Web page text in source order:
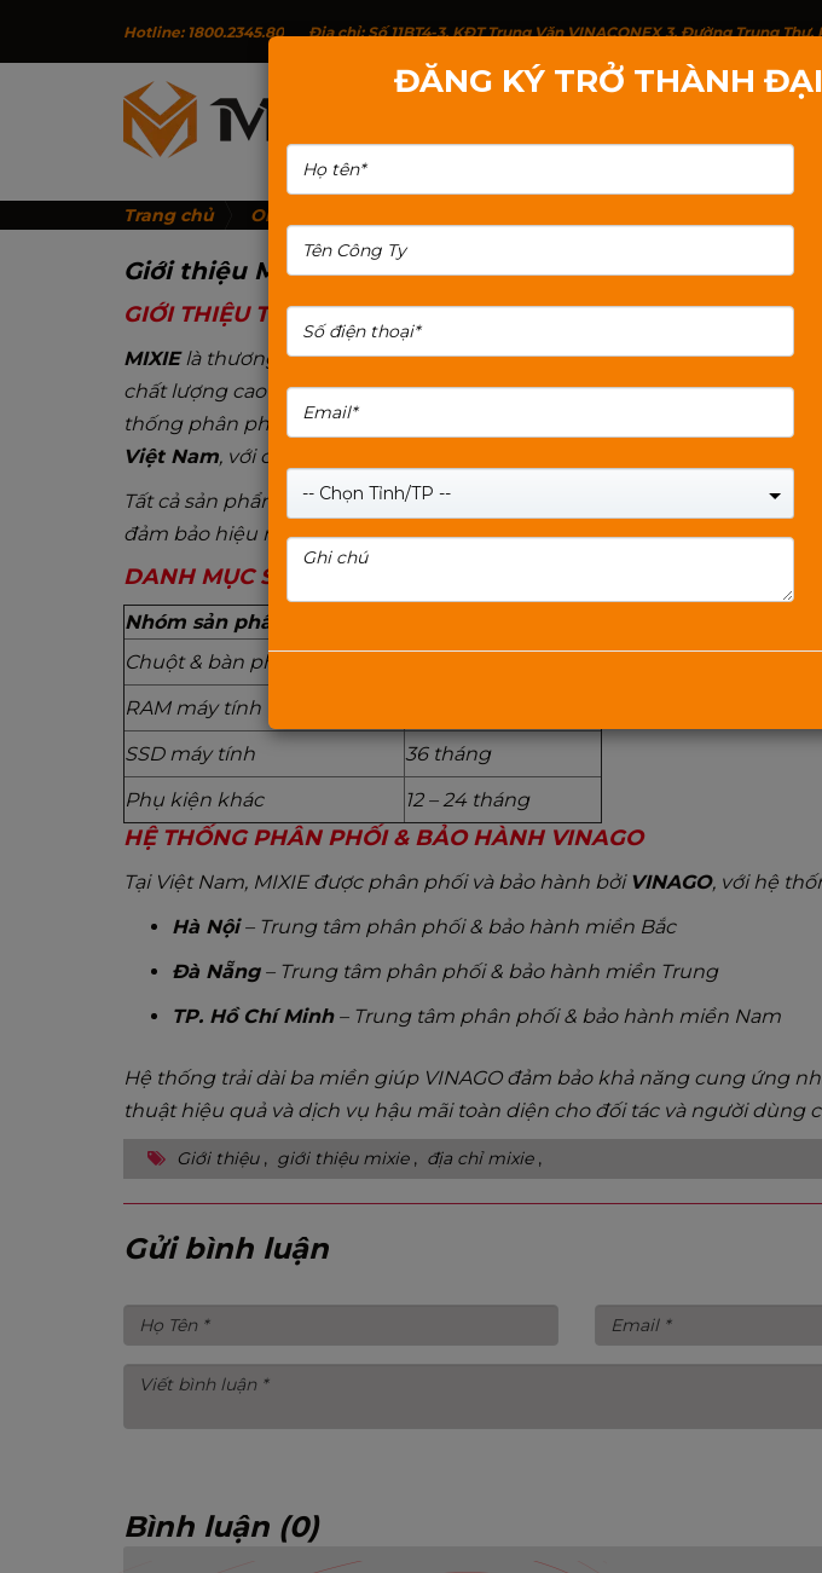
Hotline: 1800.2345.80 Địa chỉ: Số 11BT4-3, KĐT Trung Văn VINACONEX 3, Đường Trung
Trang chủ Orther
Giới thiệu MIXIE
GIỚI THIỆU THƯƠNG HIỆU MIXIE
MIXIElà thương hiệu chuyên vềlinh phụ kiện máy tính, cung cấp
chất lượng cao đáp ứng nhu cầu đa dạng của người dùng cá nhân,
thống phân phối. Các sản phẩm MIXIE được VINAGO
Việt Nam, với cam kết về chất lượng, ổn định và dịch vụ hậu mãi vượt
Tất cả sản phẩm MIXIE đượcsản xuất tại Trung Quốc
theo tiêu chuẩn
đảm bảo hiệu năng bền bỉ và độ tin cậy cao trong quá trình sử dụng.
DANH MỤC SẢN PHẨM & THỜI GIAN BẢO HÀNH
Nhóm sản phẩm
Chuột & bàn phím máy tính
RAM máy tính
SSD máy tính
36 tháng
Phụ kiện khác
12 – 24 tháng
HỆ THỐNG PHÂN PHỐI & BẢO HÀNH VINAGO
Tại Việt Nam, MIXIE được phân phối và bảo hành bởi VINAGO, với hệ
Hà Nội– Trung tâm phân phối & bảo hành miền Bắc
Đà Nẵng– Trung tâm phân phối & bảo hành miền Trung
TP. Hồ Chí Minh– Trung tâm phân phối & bảo hành miền Nam
Hệ thống trải dài ba miền giúp VINAGO đảm bảo khả năng cung ứng
thuật hiệu quả và dịch vụ hậu mãi toàn diện cho đối tác và người dùng
Giới thiệu, giới thiệu mixie, địa chỉ mixie,
Gửi bình luận
Bình luận (0)
ĐĂNG KÝ TRỞ THÀNH
-- Chọn Tỉnh/TP --